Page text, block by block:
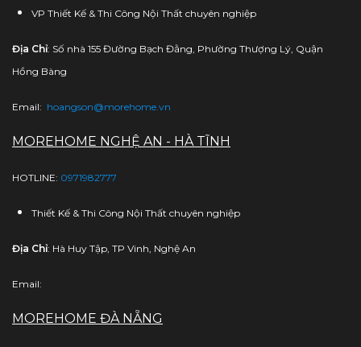
VP Thiết Kế & Thi Công Nội Thất chuyên nghiệp
Địa Chỉ: Số nhà 155 Đường Bạch Đằng, Phường Thượng Lý, Quận
Hồng Bàng
Email: hoangson@morehome.vn
MOREHOME NGHỆ AN - HÀ TĨNH
HOTLINE: 0971982777
Thiết Kế & Thi Công Nội Thất chuyên nghiệp
Địa Chỉ: Hà Huy Tập, TP Vinh, Nghệ An
Email:
MOREHOME ĐÀ NẴNG